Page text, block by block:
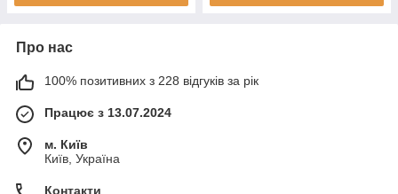
Про нас
100% позитивних з 228 відгуків за рік
Працює з 13.07.2024
м. Київ
Київ, Україна
Контакти